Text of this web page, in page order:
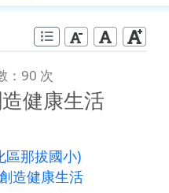
：90 次
健康生活
區那拔國小)
造健康生活